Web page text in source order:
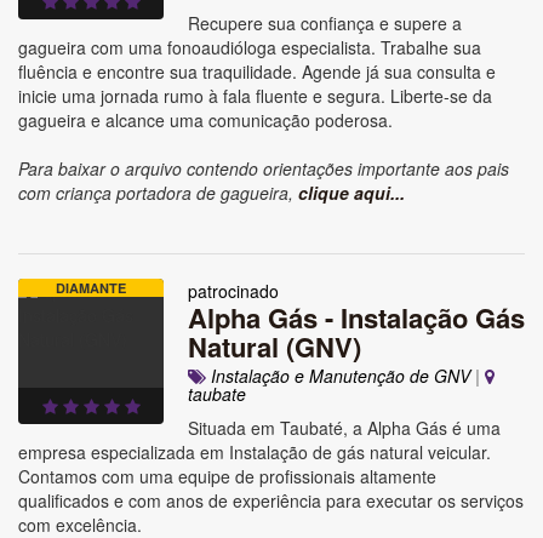
Recupere sua confiança e supere a
gagueira com uma fonoaudióloga especialista. Trabalhe sua
fluência e encontre sua traquilidade. Agende já sua consulta e
inicie uma jornada rumo à fala fluente e segura. Liberte-se da
gagueira e alcance uma comunicação poderosa.
Para baixar o arquivo contendo orientações importante aos pais
com criança portadora de gagueira, clique aqui...
DIAMANTE patrocinado
Alpha Gás - Instalação Gás
Natural (GNV)
Instalação e Manutenção de GNV|
taubate
Situada em Taubaté, a Alpha Gás é uma
empresa especializada em Instalação de gás natural veicular.
Contamos com uma equipe de profissionais altamente
qualificados e com anos de experiência para executar os serviços
com excelência.